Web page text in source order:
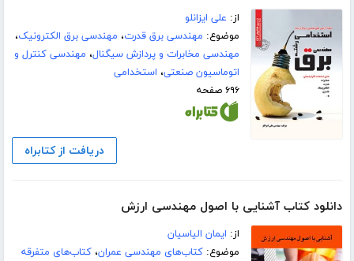
از: علی ایزانلو
موضوع: مهندسی برق قدرت، مهندسی برق الکترونیک،
مهندسی مخابرات و پردازش سیگنال، مهندسی کنترل و
اتوماسیون صنعتی، استخدامی
۶۹۶ صفحه
دریافت از کتابراه
دانلود کتاب آشنایی با اصول مهندسی ارزش
از: ایمان الیاسیان
موضوع:کتاب‌های مهندسی عمران،کتاب‌های متفرقه